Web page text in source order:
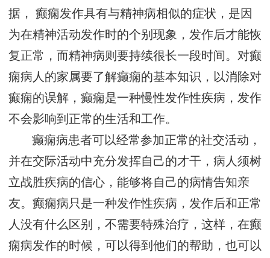
据， 癫痫发作具有与精神病相似的症状，是因
为在精神活动发作时的个别现象，发作后才能恢
复正常，而精神病则要持续很长一段时间。对癫
痫病人的家属要了解癫痫的基本知识，以消除对
癫痫的误解，癫痫是一种慢性发作性疾病，发作
不会影响到正常的生活和工作。
癫痫病患者可以经常参加正常的社交活动，
并在交际活动中充分发挥自己的才干，病人须树
立战胜疾病的信心，能够将自己的病情告知亲
友。癫痫病只是一种发作性疾病，发作后和正常
人没有什么区别，不需要特殊治疗，这样，在癫
痫病发作的时候，可以得到他们的帮助，也可以